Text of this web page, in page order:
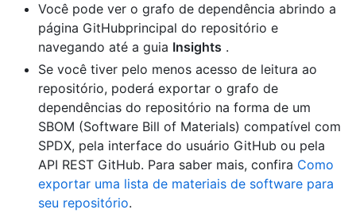
Você pode ver o grafo de dependência abrindo a
página GitHubprincipal do repositório e
navegando até a guia Insights .
Se você tiver pelo menos acesso de leitura ao
repositório, poderá exportar o grafo de
dependências do repositório na forma de um
SBOM (Software Bill of Materials) compatível com
SPDX, pela interface do usuário GitHub ou pela
API REST GitHub. Para saber mais, confira Como
exportar uma lista de materiais de software para
seu repositório.